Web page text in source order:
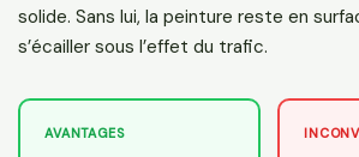
solide. Sans lui, la peinture reste en
s’écailler sous l’effet du trafic.
AVANTAGES